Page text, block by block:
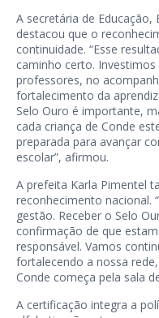
A secretária de Educação,
destacou que o
continuidade. “Esse
caminho certo.
professores, no
fortalecimento da
Selo Ouro é importante,
cada criança de Conde
preparada para avançar
escolar”, afirmou.
A prefeita Karla Pimentel
reconhecimento nacional.
gestão. Receber o Selo
confirmação de que
responsável. Vamos
fortalecendo a nossa
Conde começa pela sala
A certificação integra a